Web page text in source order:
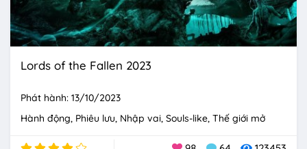
Lords of the Fallen 2023
Phát hành: 13/10/2023
Hành động Phiêu lưu Nhập vai Souls-like Thế giới mở